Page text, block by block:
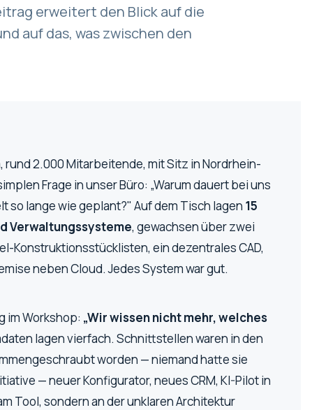
erweitert den Blick auf die
auf das, was zwischen den
rund 2.000 Mitarbeitende, mit Sitz in Nordrhein-
Frage in unser Büro: „Warum dauert bei uns
so lange wie geplant?" Auf dem Tisch lagen 15
Verwaltungssysteme, gewachsen über zwei
Konstruktionsstücklisten, ein dezentrales CAD,
neben Cloud. Jedes System war gut.
im Workshop: „Wir wissen nicht mehr, welches
lagen vierfach. Schnittstellen waren in den
worden — niemand hatte sie
— neuer Konfigurator, neues CRM, KI-Pilot in
Tool, sondern an der unklaren Architektur